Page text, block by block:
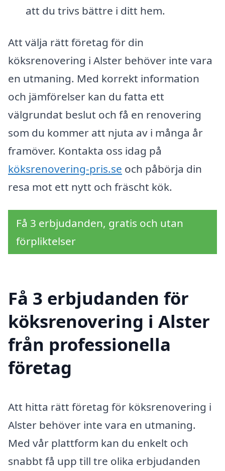
att du trivs bättre i ditt hem.
Att välja rätt företag för din
köksrenovering i Alster behöver inte vara
en utmaning. Med korrekt information
och jämförelser kan du fatta ett
välgrundat beslut och få en renovering
som du kommer att njuta av i många år
framöver. Kontakta oss idag på
köksrenovering-pris.se och påbörja din
resa mot ett nytt och fräscht kök.
Få 3 erbjudanden, gratis och utan
förpliktelser
Få 3 erbjudanden för
köksrenovering i Alster
från professionella
företag
Att hitta rätt företag för köksrenovering i
Alster behöver inte vara en utmaning.
Med vår plattform kan du enkelt och
snabbt få upp till tre olika erbjudanden